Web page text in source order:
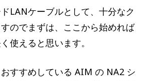
LANケーブルとして、十分なク
のでまずは、ここから始めれば
使えると思います。
すすめしている AIM の NA2 シ